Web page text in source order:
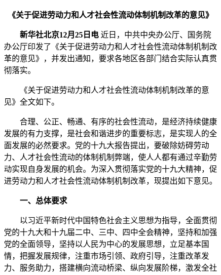
《关于促进劳动力和人才社会性流动体制机制改革的意见》
新华社北京12月25日电 近日，中共中央办公厅、国务院
办公厅印发了《关于促进劳动力和人才社会性流动体制机制改
革的意见》，并发出通知，要求各地区各部门结合实际认真贯
彻落实。
《关于促进劳动力和人才社会性流动体制机制改革的意
见》全文如下。
合理、公正、畅通、有序的社会性流动，是经济持续健康
发展的有力支撑，是社会和谐进步的重要标志，是实现人的全
面发展的必然要求。党的十九大报告提出，要破除妨碍劳动
力、人才社会性流动的体制机制弊端，使人人都有通过辛勤劳
动实现自身发展的机会。为深入贯彻落实党的十九大精神，促
进劳动力和人才社会性流动体制机制改革，现提出如下意见。
一、总体要求
以习近平新时代中国特色社会主义思想为指导，全面贯彻
党的十九大和十九届二中、三中、四中全会精神，坚持和加强
党的全面领导，坚持以人民为中心的发展思想，立足基本国
情，把握发展规律，注重市场引领、政府引导，注重改革发
力、服务助力，搭建横向流动桥梁、纵向发展阶梯，激发全社